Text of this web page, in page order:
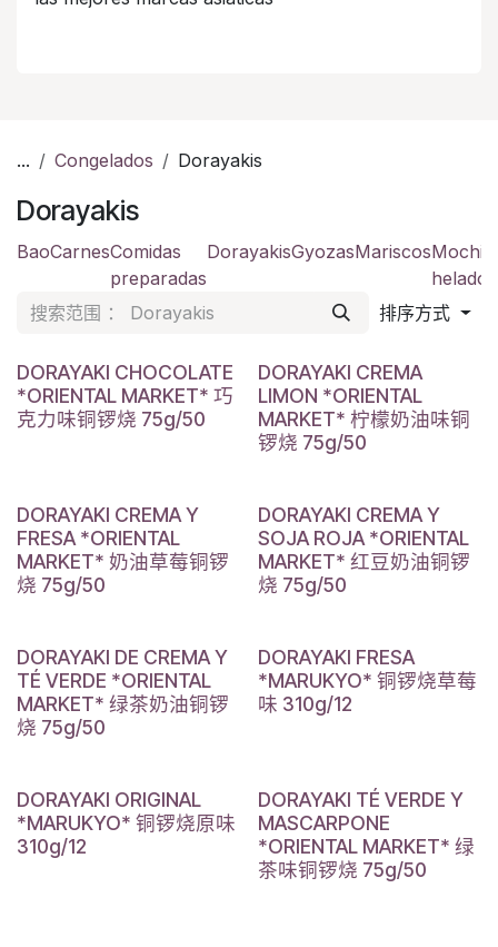
... Congelados Dorayakis
Dorayakis
BaoCarnesComidas
preparadas
DorayakisGyozasMariscosMochis
helado
排序方式
DORAYAKI CHOCOLATE
*ORIENTAL MARKET* 巧
克力味铜锣烧 75g/50
DORAYAKI CREMA
LIMON *ORIENTAL
MARKET* 柠檬奶油味铜
锣烧 75g/50
DORAYAKI CREMA Y
FRESA *ORIENTAL
MARKET* 奶油草莓铜锣
烧 75g/50
DORAYAKI CREMA Y
SOJA ROJA *ORIENTAL
MARKET* 红豆奶油铜锣
烧 75g/50
DORAYAKI DE CREMA Y
TÉ VERDE *ORIENTAL
MARKET* 绿茶奶油铜锣
烧 75g/50
DORAYAKI FRESA
*MARUKYO* 铜锣烧草莓
味 310g/12
DORAYAKI ORIGINAL
*MARUKYO* 铜锣烧原味
310g/12
DORAYAKI TÉ VERDE Y
MASCARPONE
*ORIENTAL MARKET* 绿
茶味铜锣烧 75g/50